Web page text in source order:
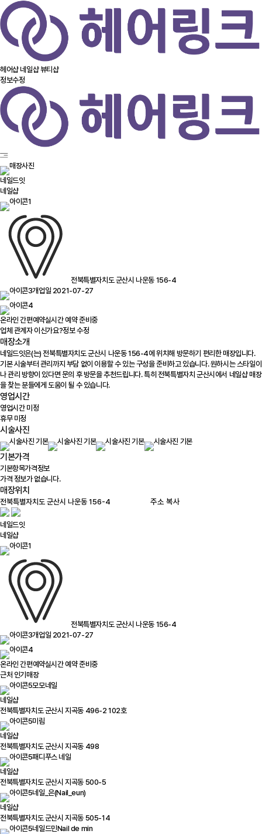
헤어샵 네일샵뷰티샵
정보수정
네일드잇
네일샵
전북특별자치도 군산시 나운동 156-4
개업일 2021-07-27
온라인 간편예약실시간 예약 준비중
업체 관계자 이신가요?정보 수정
매장소개
네일드잇은(는) 전북특별자치도 군산시 나운동 156-4에 위치해 방문하기 편리한 매장입니다.
기본 시술부터 관리까지 부담 없이 이용할 수 있는 구성을 준비하고 있습니다. 원하시는 스타일이
나 관리 방향이 있다면 문의 후 방문을 추천드립니다. 특히 전북특별자치 군산시에서 네일샵 매장
을 찾는 분들에게 도움이 될 수 있습니다.
영업시간
영업시간 미정
휴무 미정
시술사진
기본가격
기본항목가격정보
가격 정보가 없습니다.
매장위치
주소 복사
네일드잇
네일샵
전북특별자치도 군산시 나운동 156-4
개업일 2021-07-27
온라인 간편예약실시간 예약 준비중
근처 인기매장
모모네일
네일샵
전북특별자치도 군산시 지곡동 496-2 102호
미림
네일샵
전북특별자치도 군산시 지곡동 498
패디푸스 네일
네일샵
전북특별자치도 군산시 지곡동 500-5
네일_은(Nail_eun)
네일샵
전북특별자치도 군산시 지곡동 505-14
네일드민Nail de min